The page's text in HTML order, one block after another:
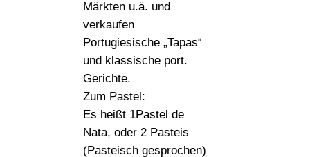
Märkten u.ä. und
verkaufen
Portugiesische „Tapas“
und klassische port.
Gerichte.
Zum Pastel:
Es heißt 1Pastel de
Nata, oder 2 Pasteis
(Pasteisch gesprochen)